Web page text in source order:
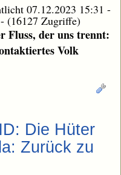
07.12.2023 15:31 -
- (16127 Zugriffe)
Fluss, der uns trennt:
Volk
Die Hüter
Zurück zu